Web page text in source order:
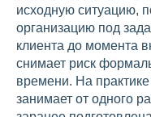
исходную ситуацию,
организацию под
клиента до момента
снимает риск
времени. На
занимает от одного